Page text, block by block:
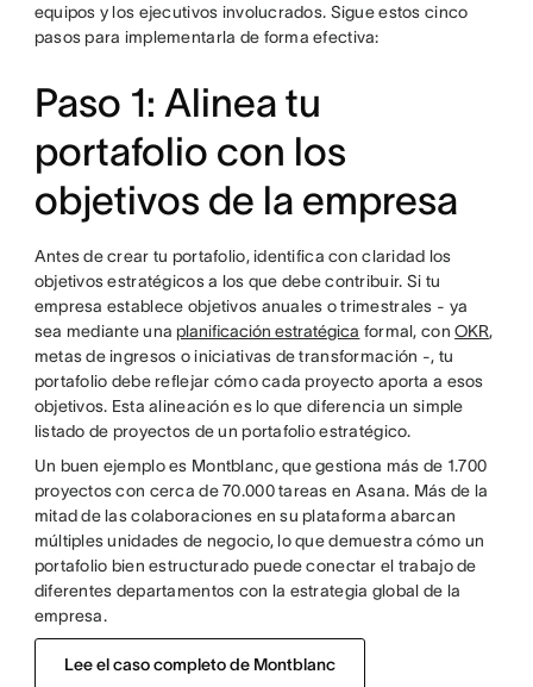
equipos y los ejecutivos involucrados. Sigue estos cinco
pasos para implementarla de forma efectiva:
Paso 1: Alinea tu
portafolio con los
objetivos de la empresa
Antes de crear tu portafolio, identifica con claridad los
objetivos estratégicos a los que debe contribuir. Si tu
empresa establece objetivos anuales o trimestrales - ya
sea mediante una planificación estratégica formal, conOKR,
metas de ingresos o iniciativas de transformación -, tu
portafolio debe reflejar cómo cada proyecto aporta a esos
objetivos. Esta alineación es lo que diferencia un simple
listado de proyectos de un portafolio estratégico.
Un buen ejemplo es Montblanc, que gestiona más de 1.700
proyectos con cerca de 70.000 tareas en Asana. Más de la
mitad de las colaboraciones en su plataforma abarcan
múltiples unidades de negocio, lo que demuestra cómo un
portafolio bien estructurado puede conectar el trabajo de
diferentes departamentos con la estrategia global de la
empresa.
Lee el caso completo de Montblanc